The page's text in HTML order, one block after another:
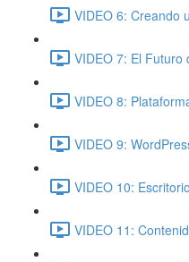
VIDEO 6: Creando
VIDEO 7: El Futuro
VIDEO 8:
VIDEO 9:
VIDEO 10:
VIDEO 11: